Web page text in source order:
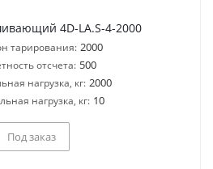
4D-LA.S-4-2000
тарирования: 2000
отсчета: 500
нагрузка, кг: 2000
нагрузка, кг: 10
Под заказ